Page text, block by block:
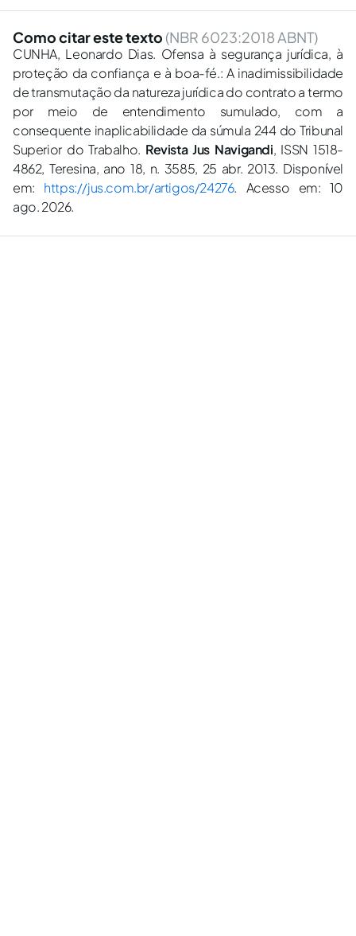
Como citar este texto (NBR 6023:2018 ABNT)
CUNHA, Leonardo Dias. Ofensa à segurança jurídica, à
proteção da confiança e à boa-fé.: A inadimissibilidade
de transmutação da natureza jurídica do contrato a termo
por meio de entendimento sumulado, com a
consequente inaplicabilidade da súmula 244 do Tribunal
Superior do Trabalho. Revista Jus Navigandi, ISSN 1518-
4862, Teresina, ano 18, n. 3585, 25 abr. 2013. Disponível
em: https://jus.com.br/artigos/24276. Acesso em: 10
ago. 2026.